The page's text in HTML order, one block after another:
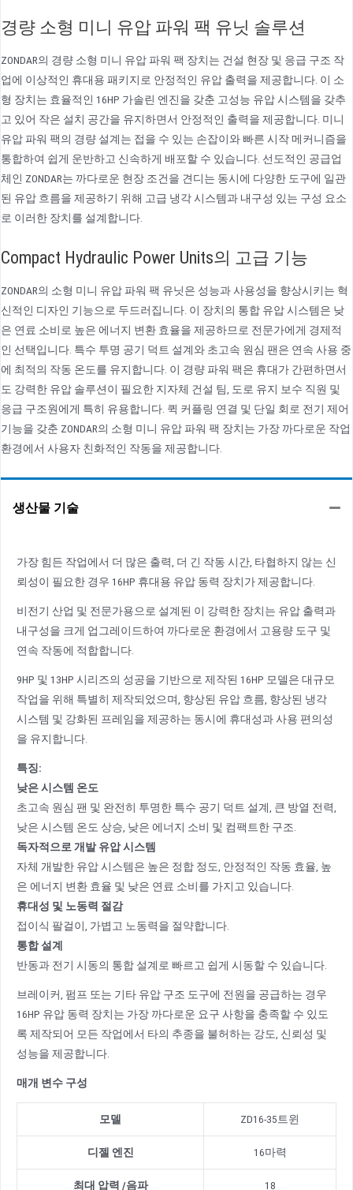
경량 소형 미니 유압 파워 팩 유닛 솔루션
ZONDAR의 경량 소형 미니 유압 파워 팩 장치는 건설 현장 및 응급 구조 작
업에 이상적인 휴대용 패키지로 안정적인 유압 출력을 제공합니다. 이 소
형 장치는 효율적인 16HP 가솔린 엔진을 갖춘 고성능 유압 시스템을 갖추
고 있어 작은 설치 공간을 유지하면서 안정적인 출력을 제공합니다. 미니
유압 파워 팩의 경량 설계는 접을 수 있는 손잡이와 빠른 시작 메커니즘을
통합하여 쉽게 운반하고 신속하게 배포할 수 있습니다. 선도적인 공급업
체인 ZONDAR는 까다로운 현장 조건을 견디는 동시에 다양한 도구에 일관
된 유압 흐름을 제공하기 위해 고급 냉각 시스템과 내구성 있는 구성 요소
로 이러한 장치를 설계합니다.
Compact Hydraulic Power Units의 고급 기능
ZONDAR의 소형 미니 유압 파워 팩 유닛은 성능과 사용성을 향상시키는 혁
신적인 디자인 기능으로 두드러집니다. 이 장치의 통합 유압 시스템은 낮
은 연료 소비로 높은 에너지 변환 효율을 제공하므로 전문가에게 경제적
인 선택입니다. 특수 투명 공기 덕트 설계와 초고속 원심 팬은 연속 사용 중
에 최적의 작동 온도를 유지합니다. 이 경량 파워 팩은 휴대가 간편하면서
도 강력한 유압 솔루션이 필요한 지자체 건설 팀, 도로 유지 보수 직원 및
응급 구조원에게 특히 유용합니다. 퀵 커플링 연결 및 단일 회로 전기 제어
기능을 갖춘 ZONDAR의 소형 미니 유압 파워 팩 장치는 가장 까다로운 작업
환경에서 사용자 친화적인 작동을 제공합니다.
생산물 기술
가장 힘든 작업에서 더 많은 출력, 더 긴 작동 시간, 타협하지 않는 신
뢰성이 필요한 경우 16HP 휴대용 유압 동력 장치가 제공합니다.
비전기 산업 및 전문가용으로 설계된 이 강력한 장치는 유압 출력과
내구성을 크게 업그레이드하여 까다로운 환경에서 고용량 도구 및
연속 작동에 적합합니다.
9HP 및 13HP 시리즈의 성공을 기반으로 제작된 16HP 모델은 대규모
작업을 위해 특별히 제작되었으며, 향상된 유압 흐름, 향상된 냉각
시스템 및 강화된 프레임을 제공하는 동시에 휴대성과 사용 편의성
을 유지합니다.
특징:
낮은 시스템 온도
초고속 원심 팬 및 완전히 투명한 특수 공기 덕트 설계, 큰 방열 전력,
낮은 시스템 온도 상승, 낮은 에너지 소비 및 컴팩트한 구조.
독자적으로 개발 유압 시스템
자체 개발한 유압 시스템은 높은 정합 정도, 안정적인 작동 효율, 높
은 에너지 변환 효율 및 낮은 연료 소비를 가지고 있습니다.
휴대성 및 노동력 절감
접이식 팔걸이, 가볍고 노동력을 절약합니다.
통합 설계
반동과 전기 시동의 통합 설계로 빠르고 쉽게 시동할 수 있습니다.
브레이커, 펌프 또는 기타 유압 구조 도구에 전원을 공급하는 경우
16HP 유압 동력 장치는 가장 까다로운 요구 사항을 충족할 수 있도
록 제작되어 모든 작업에서 타의 추종을 불허하는 강도, 신뢰성 및
성능을 제공합니다.
매개 변수 구성
모델 ZD16-35트윈
디젤 엔진 16마력
최대 압력 /음파 18